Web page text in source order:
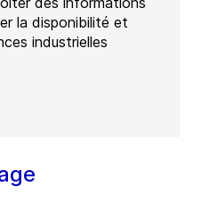
la disponibilité et
industrielles